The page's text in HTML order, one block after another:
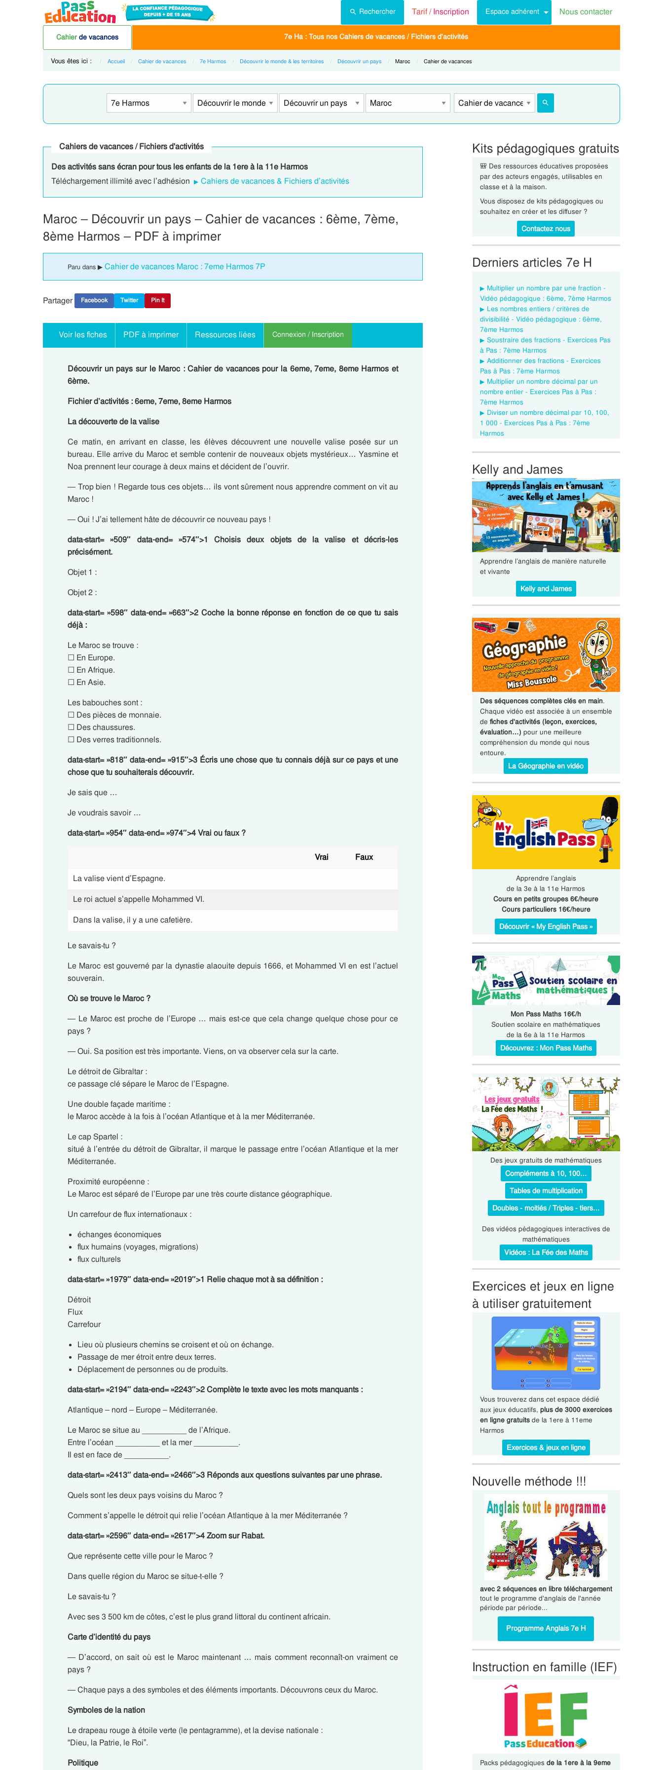
Rechercher Tarif /Inscription Espace adhérent Nous contacter
Cahier de vacances 7e Ha : Tous nos Cahiers de vacances / Fichiers d'activités
Vous êtes ici : Accueil Cahier de vacances 7e Harmos Découvrir le monde & les territoires Découvrir un pays Current:
Maroc Current:
Cahier de vacances
Cahiers de vacances / Fichiers d'activités
Des activités sans écran pour tous les enfants de la 1ere à la 11e Harmos
Téléchargement illimité avec l’adhésion
Cahiers de vacances & Fichiers d’activités
Maroc – Découvrir un pays – Cahier de vacances : 6ème, 7ème,
8ème Harmos – PDF à imprimer
Paru dans ▶ Cahier de vacances Maroc : 7eme Harmos 7P
Partager Facebook Twitter Pin It
Voir les fiches PDF à imprimer Ressources liées Connexion / Inscription
Découvrir un pays sur le Maroc : Cahier de vacances pour la 6eme, 7eme, 8eme Harmos et
6ème.
Fichier d’activités : 6eme, 7eme, 8eme Harmos
La découverte de la valise
Ce matin, en arrivant en classe, les élèves découvrent une nouvelle valise posée sur un
bureau. Elle arrive du Maroc et semble contenir de nouveaux objets mystérieux… Yasmine et
Noa prennent leur courage à deux mains et décident de l’ouvrir.
— Trop bien ! Regarde tous ces objets… ils vont sûrement nous apprendre comment on vit au
Maroc !
— Oui ! J’ai tellement hâte de découvrir ce nouveau pays !
data-start= »509″ data-end= »574″>1 Choisis deux objets de la valise et décris-les
précisément.
Objet 1 :
Objet 2 :
data-start= »598″ data-end= »663″>2 Coche la bonne réponse en fonction de ce que tu sais
déjà :
Le Maroc se trouve :
☐ En Europe.
☐ En Afrique.
☐ En Asie.
Les babouches sont :
☐ Des pièces de monnaie.
☐ Des chaussures.
☐ Des verres traditionnels.
data-start= »818″ data-end= »915″>3 Écris une chose que tu connais déjà sur ce pays et une
chose que tu souhaiterais découvrir.
Je sais que …
Je voudrais savoir …
data-start= »954″ data-end= »974″>4 Vrai ou faux ?
Vrai Faux
La valise vient d’Espagne.
Le roi actuel s’appelle Mohammed VI.
Dans la valise, il y a une cafetière.
Le savais-tu ?
Le Maroc est gouverné par la dynastie alaouite depuis 1666, et Mohammed VI en est l’actuel
souverain.
Où se trouve le Maroc ?
— Le Maroc est proche de l’Europe … mais est-ce que cela change quelque chose pour ce
pays ?
— Oui. Sa position est très importante. Viens, on va observer cela sur la carte.
Le détroit de Gibraltar :
ce passage clé sépare le Maroc de l’Espagne.
Une double façade maritime :
le Maroc accède à la fois à l’océan Atlantique et à la mer Méditerranée.
Le cap Spartel :
situé à l’entrée du détroit de Gibraltar, il marque le passage entre l’océan Atlantique et la mer
Méditerranée.
Proximité européenne :
Le Maroc est séparé de l’Europe par une très courte distance géographique.
Un carrefour de flux internationaux :
échanges économiques
flux humains (voyages, migrations)
flux culturels
data-start= »1979″ data-end= »2019″>1 Relie chaque mot à sa définition :
Détroit
Flux
Carrefour
Lieu où plusieurs chemins se croisent et où on échange.
Passage de mer étroit entre deux terres.
Déplacement de personnes ou de produits.
data-start= »2194″ data-end= »2243″>2 Complète le texte avec les mots manquants :
Atlantique – nord – Europe – Méditerranée.
Le Maroc se situe au __________ de l’Afrique.
Entre l’océan __________ et la mer __________.
Il est en face de __________.
data-start= »2413″ data-end= »2466″>3 Réponds aux questions suivantes par une phrase.
Quels sont les deux pays voisins du Maroc ?
Comment s’appelle le détroit qui relie l’océan Atlantique à la mer Méditerranée ?
data-start= »2596″ data-end= »2617″>4 Zoom sur Rabat.
Que représente cette ville pour le Maroc ?
Dans quelle région du Maroc se situe-t-elle ?
Le savais-tu ?
Avec ses 3 500 km de côtes, c’est le plus grand littoral du continent africain.
Carte d’identité du pays
— D’accord, on sait où est le Maroc maintenant … mais comment reconnaît-on vraiment ce
pays ?
— Chaque pays a des symboles et des éléments importants. Découvrons ceux du Maroc.
Symboles de la nation
Le drapeau rouge à étoile verte (le pentagramme), et la devise nationale :
“Dieu, la Patrie, le Roi”.
Politique
Kits pédagogiques gratuits
🎒 Des ressources éducatives proposées
par des acteurs engagés, utilisables en
classe et à la maison.
Vous disposez de kits pédagogiques ou
souhaitez en créer et les diffuser ?
Contactez nous
Derniers articles 7e H
Multiplier un nombre par une fraction -
Vidéo pédagogique : 6ème, 7ème Harmos
Les nombres entiers / critères de
divisibilité - Vidéo pédagogique : 6ème,
7ème Harmos
Soustraire des fractions - Exercices Pas
à Pas : 7ème Harmos
Additionner des fractions - Exercices
Pas à Pas : 7ème Harmos
Multiplier un nombre décimal par un
nombre entier - Exercices Pas à Pas :
7ème Harmos
Diviser un nombre décimal par 10, 100,
1 000 - Exercices Pas à Pas : 7ème
Harmos
Kelly and James
Apprendre l’anglais de manière naturelle
et vivante
Kelly and James
Des séquences complètes clés en main.
Chaque vidéo est associée à un ensemble
de fiches d'activités (leçon, exercices,
évaluation…) pour une meilleure
compréhension du monde qui nous
entoure.
La Géographie en vidéo
Apprendre l’anglais
de la 3e à la 11e Harmos
Cours en petits groupes 6€/heure
Cours particuliers 16€/heure
Découvrir « My English Pass »
Mon Pass Maths 16€/h
Soutien scolaire en mathématiques
de la 6e à la 11e Harmos
Découvrez : Mon Pass Maths
Des jeux gratuits de mathématiques
Compléments à 10, 100…
Tables de multiplication
Doubles - moitiés / Triples - tiers…
Des vidéos pédagogiques interactives de
mathématiques
Vidéos : La Fée des Maths
Exercices et jeux en ligne
à utiliser gratuitement
Vous trouverez dans cet espace dédié
aux jeux éducatifs, plus de 3000 exercices
en ligne gratuitsde la 1ere à 11eme
Harmos
Exercices & jeux en ligne
Nouvelle méthode !!!
avec 2 séquences en libre téléchargement
tout le programme d'anglais de l'année
période par période...
Programme Anglais 7e H
Instruction en famille (IEF)
Packs pédagogiques de la 1ere à la 9eme